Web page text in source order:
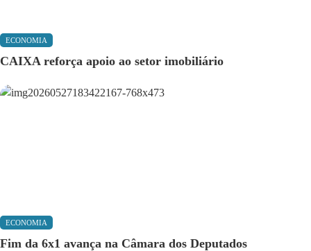
ECONOMIA
CAIXA reforça apoio ao setor imobiliário
ECONOMIA
Fim da 6x1 avança na Câmara dos Deputados